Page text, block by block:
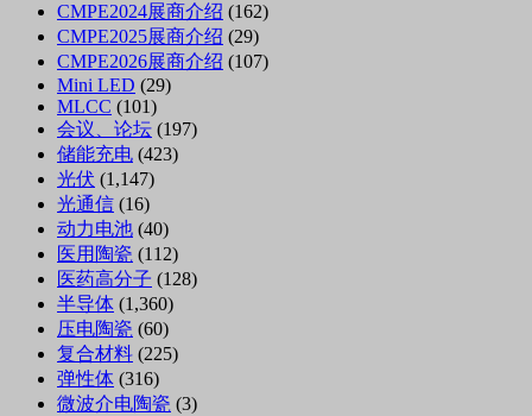
CMPE2024展商介绍 (162)
CMPE2025展商介绍 (29)
CMPE2026展商介绍 (107)
Mini LED (29)
MLCC (101)
会议、论坛 (197)
储能充电 (423)
光伏 (1,147)
光通信 (16)
动力电池 (40)
医用陶瓷 (112)
医药高分子 (128)
半导体 (1,360)
压电陶瓷 (60)
复合材料 (225)
弹性体 (316)
微波介电陶瓷 (3)